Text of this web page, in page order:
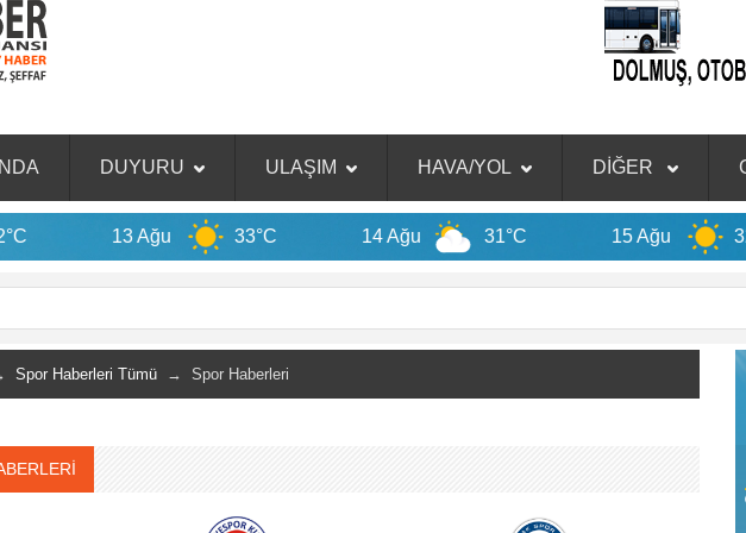
DUYURU ULAŞIM HAVA/YOL DİĞER
13 Ağu 33°C 14 Ağu 31°C 15 Ağu 32°C
Spor Haberleri Tümü → Spor Haberleri